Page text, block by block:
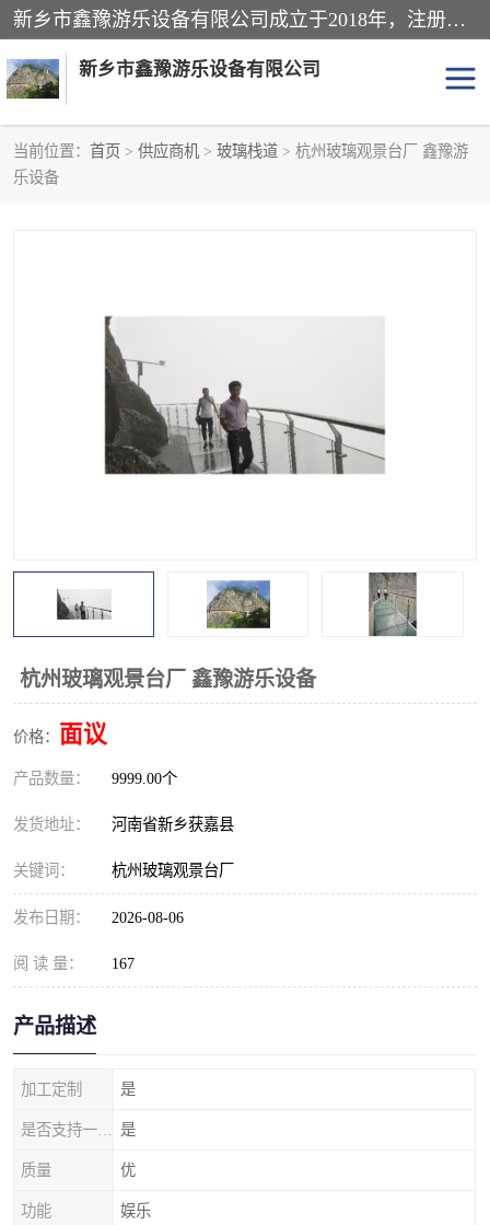
新乡市鑫豫游乐设备有限公司成立于2018年，注册地位于河南省。经营范围包括游乐设备、滑索、滑道、空中自行车、吊桥、拓展器材、攀岩器材、趣桥、悬崖秋千、网红桥、儿童乐园设备、水上乐园设备、丛林穿越设备、音乐呐喊设备、轨道滑车、栈道、玻璃滑道、观景平台、景观包装的设计、制造、销售、安装、维修，景区策划服务。
新乡市鑫豫游乐设备有限公司
当前位置： 首页 > 供应商机 > 玻璃栈道 > 杭州玻璃观景台厂 鑫豫游
乐设备
杭州玻璃观景台厂 鑫豫游乐设备
价格： 面议
产品数量： 9999.00个
发货地址： 河南省新乡获嘉县
关键词： 杭州玻璃观景台厂
发布日期： 2026-08-06
阅 读 量： 167
产品描述
加工定制 是
是
质量 优
功能 娱乐
游乐设备
空中自行车
玻璃滑道
音乐呐喊设备 栈道
玻璃栈道